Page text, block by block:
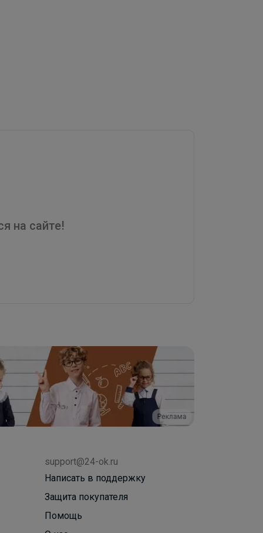
на сайте!
Реклама
support@24-ok.ru
Написать в поддержку
Защита покупателя
Помощь